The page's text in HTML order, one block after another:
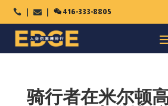
   416-333-8805
骑行者在米尔顿